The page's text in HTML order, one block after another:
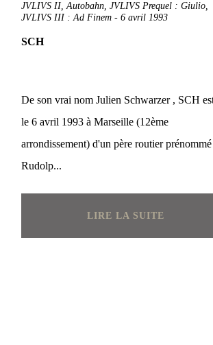
JVLIVS II,Autobahn, JVLIVS Prequel : Giulio,
JVLIVS III : Ad Finem - 6 avril 1993
SCH
De son vrai nom Julien Schwarzer , SCH
le 6 avril 1993 à Marseille (12ème
arrondissement) d'un père routier prénommé
Rudolp...
LIRE LA SUITE